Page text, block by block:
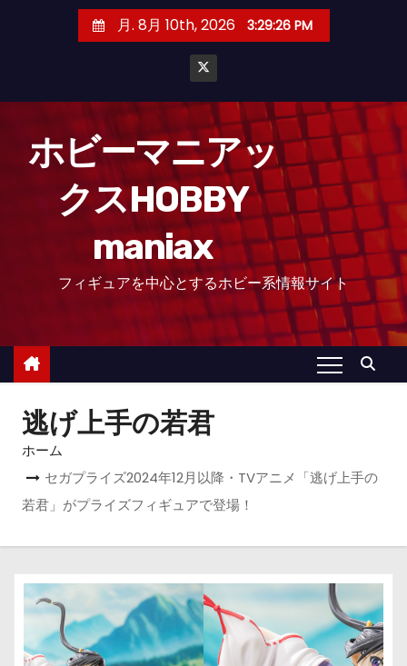
月. 8月 10th, 2026 3:29:26 PM
ホビーマニアッ
クスHOBBY
maniax
フィギュアを中心とするホビー系情報サイト
逃げ上手の若君
ホーム
セガプライズ2024年12月以降・TVアニメ「逃げ上手の
若君」がプライズフィギュアで登場！